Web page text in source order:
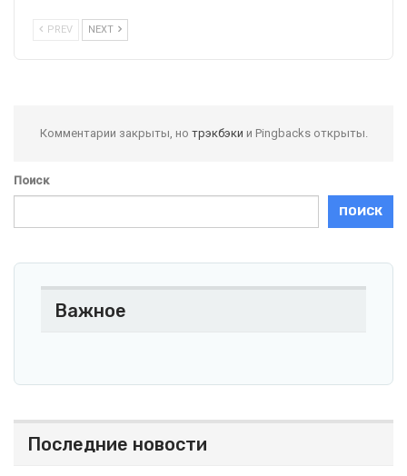
PREV NEXT
Комментарии закрыты, но трэкбэки и Pingbacks открыты.
Поиск
ПОИСК
Важное
Последние новости